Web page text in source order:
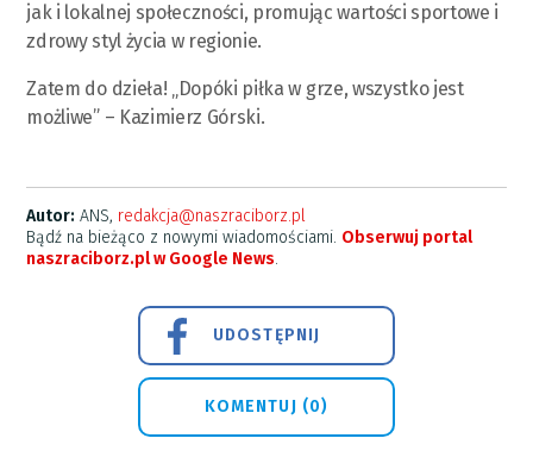
jak i lokalnej społeczności, promując wartości sportowe i
zdrowy styl życia w regionie.
Zatem do dzieła! „Dopóki piłka w grze, wszystko jest
możliwe” – Kazimierz Górski.
Autor: ANS, redakcja@naszraciborz.pl
Bądź na bieżąco z nowymi wiadomościami. Obserwuj portal
naszraciborz.pl w Google News.
UDOSTĘPNIJ
KOMENTUJ (0)